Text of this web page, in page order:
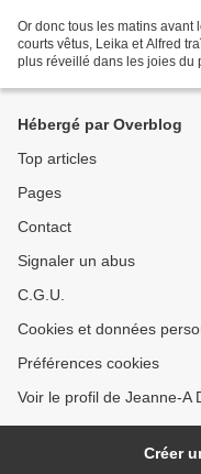
Or donc tous les matins avant
courts vêtus, Leika et Alfred
plus réveillé dans les joies du
Hébergé par Overblog
Top articles
Pages
Contact
Signaler un abus
C.G.U.
Cookies et données
Préférences cookies
Voir le profil de Jeanne-A
Créer